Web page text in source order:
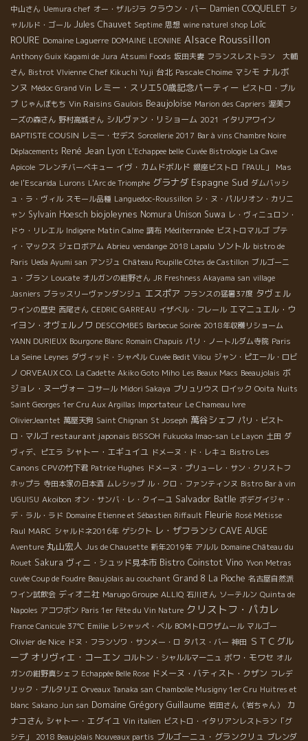
中山さん Uemura chef オー・ザルジラ クラウン・バー Damien COQUELET シ
ャルルド・ゴール Jules Chauvet Septime 思想 wine naturel shop Loïc
ROURE Domaine Laguerre DOMAINE LEONINE Alsace Roussillon
Anthony Guix Kagami de Jura Atsumi Foods 坂田夫妻 フランスレストラン 大輔
さん Bistrot VIvienne Chef Kikuchi Yuji 台北 Pascale Choime マシモ ナルボ
ンヌ Médoc Grand Vin レミー・スリエ50歳記念パーティー ビストロ・プル
プ じゃんぼもち Vin Raisins Gaulois Beaujoloise Marion des Capriers 渥美フ
ーズの森さん 野村高城さん シルヴァン・リショーム 2021 イタリアワイン
BAPTISTE COUSIN レミー・セデス Sorcellerie 2017 Bar à vins Chambre Noire
Déplacements René Jean Lyon L'Echappee belle Cuvée Bistrologie La Cave
Apicole フレンチバーベキュー イヴ・カムドボルド 銀座ビストロ「PAUL」
Mas
de l'Escarida Lurons L'Arc de Triomphe グラナダ Espagne Sud ダムバッシ
ュ・ラ・ヴィル スモール品種 Languedoc-Roussillon シ・ヌ・パルリオン・カリニ
ャン Sylvain Hoesch biojoleynes Nomura Unison Suwa レ・ヴィニュロン・
ドゥ・リレエル Indigene Matin Calme 調布 Méditerranée ビストロマルゴ プテ
ィ・マックス ジェロボアム Abrieu vendange 2018 Lapalu ソントル bistro de
Paris Ueda Ayumi san アンジュ Château Poupille Côtes de Castillon ブルゴーニ
ュ・ブラン Loucate オルガンの紺野さん JR Freshness Akayama san village
Jasniers ブラッスリーヴァンダンジュ エスポア フランスの猛暑37度 タヴェル
ワインの歴史 西尾さん CEDRIC GARREAU イザベル・フレール エマニュエル・ウ
イヨン・オヴェルノワ DESCOMBES Barbecue Soirée 2018年収穫リショーム
YANN DURIEUX Bourgone Blanc Romain Chapuis パリ・ノートルダム寺院 Paris
La Seine Leynes ダヴィッド・シャペル Cuvée Bedit Vilou ジャン・ピエール・ロビ
ノ ORVEAUX CO. La Cadette Akiko Goto Miho Les Beaux Macs Beeaujolais ボ
ジョレ・ヌーヴォー コサール Midori Sakaya ブリュリウス ロイック Ooita Nuits
Saint Georges 1er Cru Aux Argillas Importateur Le Chameau Ivre
OlivierJeantet 萬屋天狗 Saint Chignan St Joseph 萬谷シェフ パリ・ビスト
ロ・マルゴ restaurant japonais BISSOH Fukuoka Imao-san Le Layon 土田 ダ
ヴィデ、ピエラ シャトー・エギュイユ ドメーヌ・ド・レキュ Bistro Les
Canons CPVの竹下君 Patrice Hughes ドメーヌ・プリューレ・サン・クリストフ
ホップラ 寺田本家の日本酒 ムレシップ ル・クロ・ファンティンヌ Bistro Bar à vin
UGUISU Akoibon オン・サンバ・レ・クイーユ Salvador Batlle ボデグイジャ・
デ・ラル・ラド Domaine Etienne et Sébastien Riffault Fleurie Rosé Métisse
Paul MARC シャルドネ2016年 ゲシクト レ・ザフランシ CAVE AUGE
Aventure 丸山宏人 Jus de Chausette 新年2019年 アルル Domaine Château du
Rouet Sakura ヴィニ・シュッド見本市 Bistro Coinstot Vino Yvon Metras
cuvée Coup de Foudre Beaujolais au couchant Grand 8 La Pioche 名古屋自然派
ワイン試飲会 ディオニ社 Marugo Groupe ALLIQ 石川さん ソーテルン Quinta de
Napoles アコワボン Paris 1er Fête du Vin Nature クリストフ・パカレ
France Canicule 37℃ Emilie レシャッペ・ベル BOMトロワザムール マルゴー
Olivier de Nice ドヌ・フランソワ・サンメー・ロ タパス・バー 神田 ＳＴＣグル
ープ オリヴィエ・コーエン コルトン・シャルルマーニュ ボワ・モワセ オル
ガンの紺野真シェフ Echappée Belle Rose ドメーヌ・バティスト・クザン フレデ
リック・プルタリエ Orveaux Tanaka san Chambolle Musigny 1er Cru Huitres et
blanc Sakano Jun san Domaine Grégory Guillaume 岩田さん（岩ちゃん）
カ
ナコさん シャトー・エグイユ Vin italien ビストロ・イタリアンレストラン「グ
シテ」
2018 Beaujolais Nouveaux partis ブルゴーニュ・グランクリュ ブレンダ